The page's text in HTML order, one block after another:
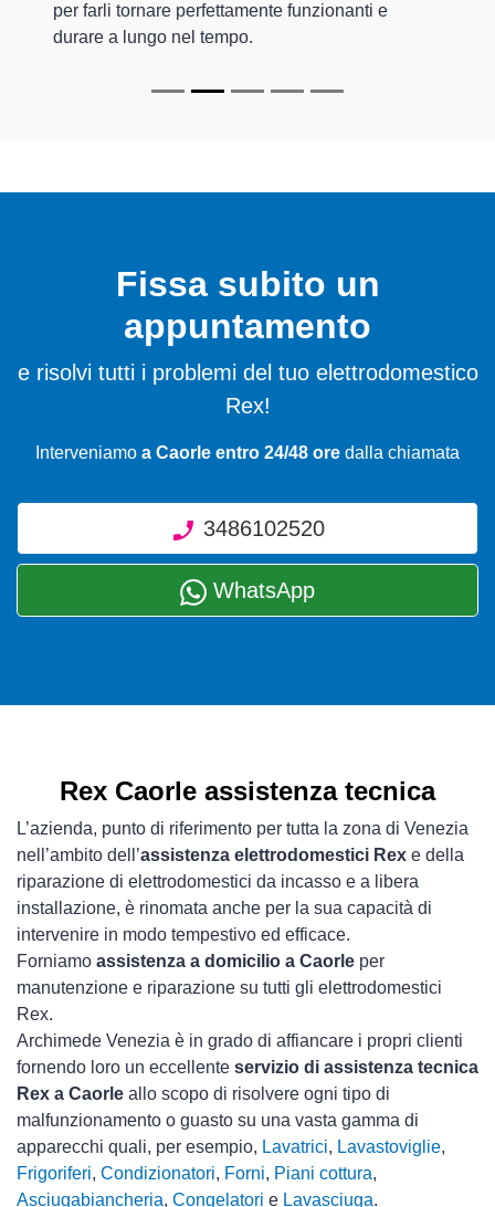
per farli tornare perfettamente funzionanti e
durare a lungo nel tempo.
Fissa subito un
appuntamento
e risolvi tutti i problemi del tuo elettrodomestico
Rex!
Interveniamo a Caorle entro 24/48 ore dalla chiamata
3486102520
WhatsApp
Rex Caorle assistenza tecnica
L’azienda, punto di riferimento per tutta la zona di Venezia
nell’ambito dell’assistenza elettrodomestici Rex e della
riparazione di elettrodomestici da incasso e a libera
installazione, è rinomata anche per la sua capacità di
intervenire in modo tempestivo ed efficace.
Forniamo assistenza a domicilio a Caorle per
manutenzione e riparazione su tutti gli elettrodomestici
Rex.
Archimede Venezia è in grado di affiancare i propri clienti
fornendo loro un eccellente servizio di assistenza tecnica
Rex a Caorle allo scopo di risolvere ogni tipo di
malfunzionamento o guasto su una vasta gamma di
apparecchi quali, per esempio, Lavatrici, Lavastoviglie,
Frigoriferi, Condizionatori, Forni, Piani cottura,
Asciugabiancheria, Congelatori e Lavasciuga.